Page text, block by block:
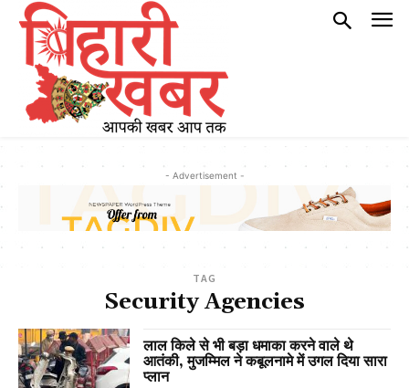
- Advertisement -
TAG
Security Agencies
लाल किले से भी बड़ा धमाका करने वाले थे
आतंकी, मुजम्मिल ने कबूलनामे में उगल दिया सारा
प्लान